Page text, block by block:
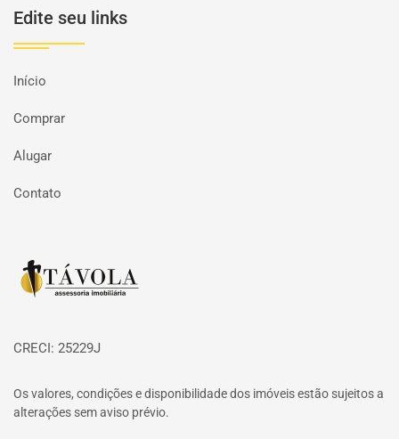
Edite seu links
Início
Comprar
Alugar
Contato
Página inicial
CRECI: 25229J
Os valores, condições e disponibilidade dos imóveis estão sujeitos a
alterações sem aviso prévio.